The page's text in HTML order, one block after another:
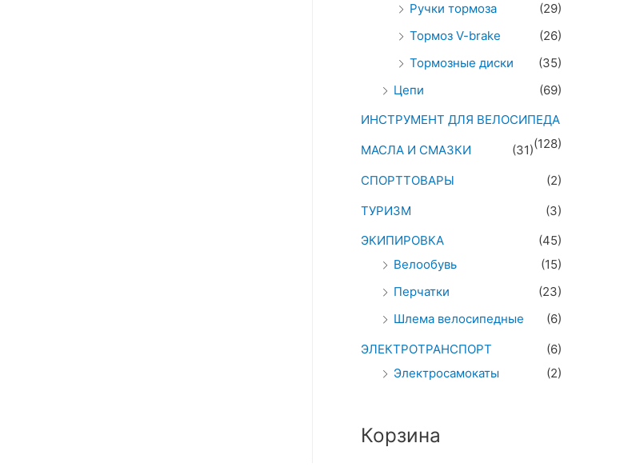
Ручки тормоза
(29)
Тормоз V-brake
(26)
Тормозные диски
(35)
Цепи
(69)
ИНСТРУМЕНТ ДЛЯ ВЕЛОСИПЕДА
(128)
МАСЛА И СМАЗКИ
(31)
СПОРТТОВАРЫ
(2)
ТУРИЗМ
(3)
ЭКИПИРОВКА
(45)
Велообувь
(15)
Перчатки
(23)
Шлема велосипедные
(6)
ЭЛЕКТРОТРАНСПОРТ
(6)
Электросамокаты
(2)
Корзина